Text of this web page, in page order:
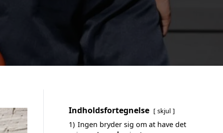
Indholdsfortegnelse skjul
1) Ingen bryder sig om at have det